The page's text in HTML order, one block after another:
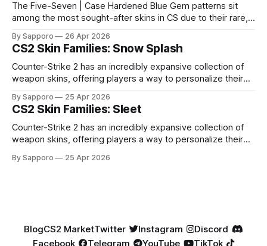
The Five-Seven | Case Hardened Blue Gem patterns sit
among the most sought-after skins in CS due to their rare,
especially because of their high blue percentage yet being
highly affordable. In 2025, top-tier Blue Gems, especially in
Factory New condition, have reached around
By Sapporo 26 Apr 2026
CS2 Skin Families: Snow Splash
Counter-Strike 2 has an incredibly expansive collection of
weapon skins, offering players a way to personalize their
selection, certain skin families have become iconic,
standing out due to their distinct aesthetics and recurring
presence across multiple weapons. From the sleek, comic-
book-inspired Neo-Noir
By Sapporo 25 Apr 2026
CS2 Skin Families: Sleet
Counter-Strike 2 has an incredibly expansive collection of
weapon skins, offering players a way to personalize their
selection, certain skin families have become iconic,
By Sapporo 25 Apr 2026
BlogCS2 MarketTwitter Instagram
Discord
Facebook
Telegram YouTube TikTok